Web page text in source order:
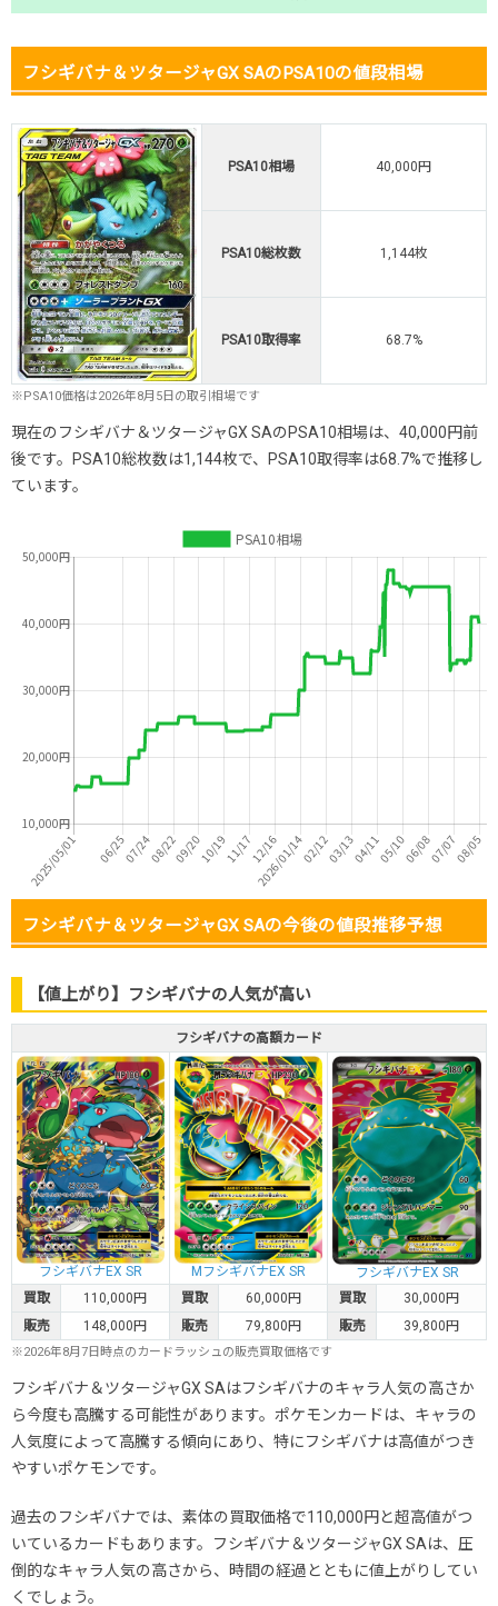
フシギバナ＆ツタージャGX SAのPSA10の値段相場
PSA10相場 40,000円
PSA10総枚数 1,144枚
PSA10取得率 68.7%
※PSA10価格は2026年8月5日の取引相場です
現在のフシギバナ＆ツタージャGX SAのPSA10相場は、40,000円前
後です。PSA10総枚数は1,144枚で、PSA10取得率は68.7%で推移し
ています。
フシギバナ＆ツタージャGX SAの今後の値段推移予想
【値上がり】フシギバナの人気が高い
フシギバナの高額カード
フシギバナEX SR MフシギバナEX SR
フシギバナEX SR
買取
110,000円 買取 60,000円 買取
30,000円
販売
148,000円 販売 79,800円 販売 39,800円
※2026年8月7日時点のカードラッシュの販売買取価格です
フシギバナ＆ツタージャGX SAはフシギバナのキャラ人気の高さか
ら今度も高騰する可能性があります。ポケモンカードは、キャラの
人気度によって高騰する傾向にあり、特にフシギバナは高値がつき
やすいポケモンです。
過去のフシギバナでは、素体の買取価格で110,000円と超高値がつ
いているカードもあります。フシギバナ＆ツタージャGX SAは、圧
倒的なキャラ人気の高さから、時間の経過とともに値上がりしてい
くでしょう。